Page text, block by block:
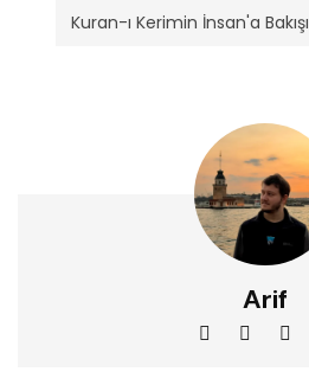
Kuran-ı Kerimin İnsan'a Bakışı
Arif